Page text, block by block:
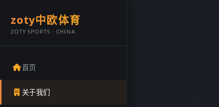
zoty中欧体育
ZOTY SPORTS · CHINA
首页
关于我们